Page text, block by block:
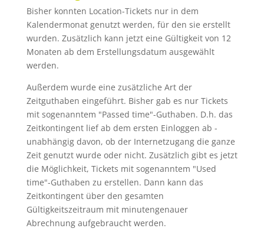
Bisher konnten Location-Tickets nur in dem
Kalendermonat genutzt werden, für den sie erstellt
wurden. Zusätzlich kann jetzt eine Gültigkeit von 12
Monaten ab dem Erstellungsdatum ausgewählt
werden.
Außerdem wurde eine zusätzliche Art der
Zeitguthaben eingeführt. Bisher gab es nur Tickets
mit sogenanntem "Passed time"-Guthaben. D.h. das
Zeitkontingent lief ab dem ersten Einloggen ab -
unabhängig davon, ob der Internetzugang die ganze
Zeit genutzt wurde oder nicht. Zusätzlich gibt es jetzt
die Möglichkeit, Tickets mit sogenanntem "Used
time"-Guthaben zu erstellen. Dann kann das
Zeitkontingent über den gesamten
Gültigkeitszeitraum mit minutengenauer
Abrechnung aufgebraucht werden.